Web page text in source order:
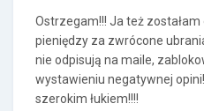
Ostrzegam!!! Ja też
pieniędzy za zwrócone
nie odpisują na maile,
wystawieniu negatywnej
szerokim łukiem!!!!